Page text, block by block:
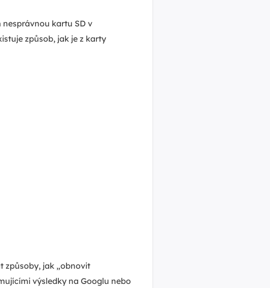
kartu SD v
způsob, jak je z karty
způsoby, jak „obnovit
výsledky na Googlu nebo